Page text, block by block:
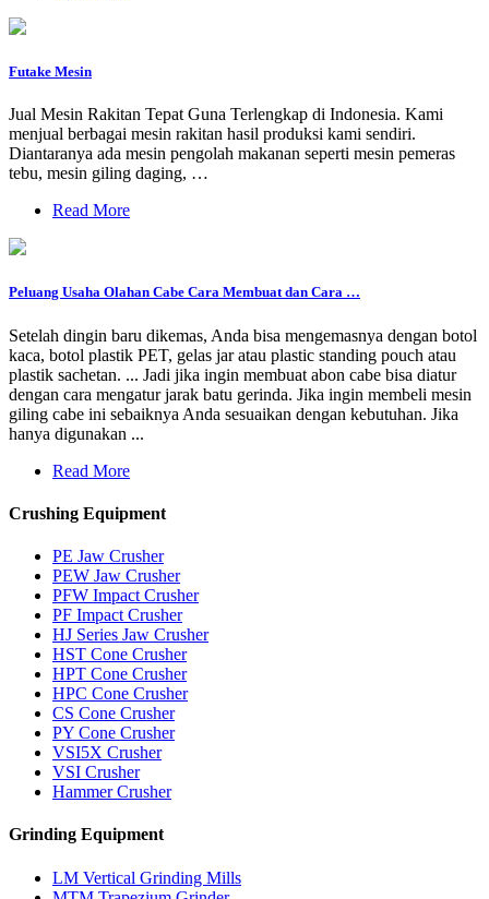
Futake Mesin
Jual Mesin Rakitan Tepat Guna Terlengkap di Indonesia. Kami
menjual berbagai mesin rakitan hasil produksi kami sendiri.
Diantaranya ada mesin pengolah makanan seperti mesin pemeras
tebu, mesin giling daging, …
Read More
Peluang Usaha Olahan Cabe Cara Membuat dan Cara …
Setelah dingin baru dikemas, Anda bisa mengemasnya dengan botol
kaca, botol plastik PET, gelas jar atau plastic standing pouch atau
plastik sachetan. ... Jadi jika ingin membuat abon cabe bisa diatur
dengan cara mengatur jarak batu gerinda. Jika ingin membeli mesin
giling cabe ini sebaiknya Anda sesuaikan dengan kebutuhan. Jika
hanya digunakan ...
Read More
Crushing Equipment
PE Jaw Crusher
PEW Jaw Crusher
PFW Impact Crusher
PF Impact Crusher
HJ Series Jaw Crusher
HST Cone Crusher
HPT Cone Crusher
HPC Cone Crusher
CS Cone Crusher
PY Cone Crusher
VSI5X Crusher
VSI Crusher
Hammer Crusher
Grinding Equipment
LM Vertical Grinding Mills